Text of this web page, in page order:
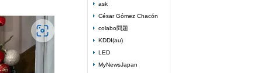
ask
César Gómez Chacón
colabo問題
KDDI(au)
LED
MyNewsJapan